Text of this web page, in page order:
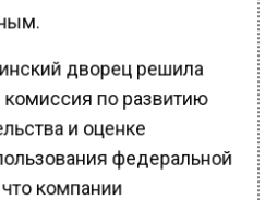
дворец решила
комиссия по развитию
и оценке
федеральной
компании